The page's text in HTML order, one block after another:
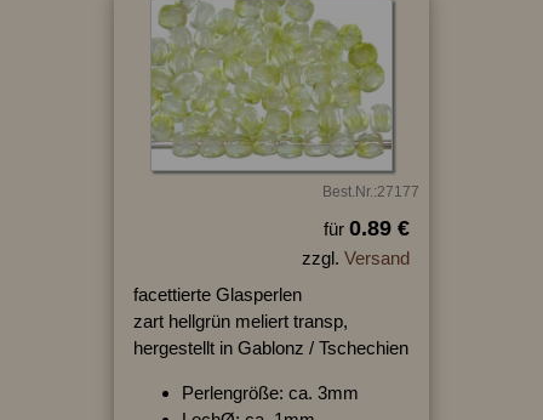
Best.Nr.:27177
für 0.89 €
zzgl. Versand
facettierte Glasperlen
zart hellgrün meliert transp,
hergestellt in Gablonz / Tschechien
Perlengröße: ca. 3mm